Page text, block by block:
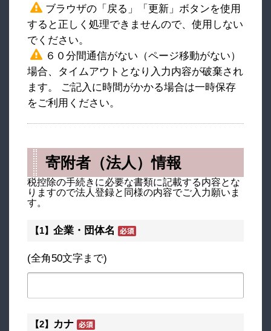
ブラウザの「戻る」「更新」ボタンを使用
すると正しく処理できませんので、使用しない
でください。
６０分間通信がない（ページ移動がない）
場合、タイムアウトとなり入力内容が破棄され
ます。 ご記入に時間がかかる場合は一時保存
をご利用ください。
寄附者（法人）情報
税控除の手続きに必要な書類に記載する内容とな
りますので法人登録と同様の内容でご入力願いま
す。
【1】 企業・団体名
(全角50文字まで)
【2】 カナ